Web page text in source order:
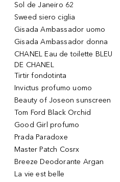
Sol de Janeiro 62
Sweed siero ciglia
Gisada Ambassador uomo
Gisada Ambassador donna
CHANEL Eau de toilette BLEU
DE CHANEL
Tirtir fondotinta
Invictus profumo uomo
Beauty of Joseon sunscreen
Tom Ford Black Orchid
Good Girl profumo
Prada Paradoxe
Master Patch Cosrx
Breeze Deodorante Argan
La vie est belle